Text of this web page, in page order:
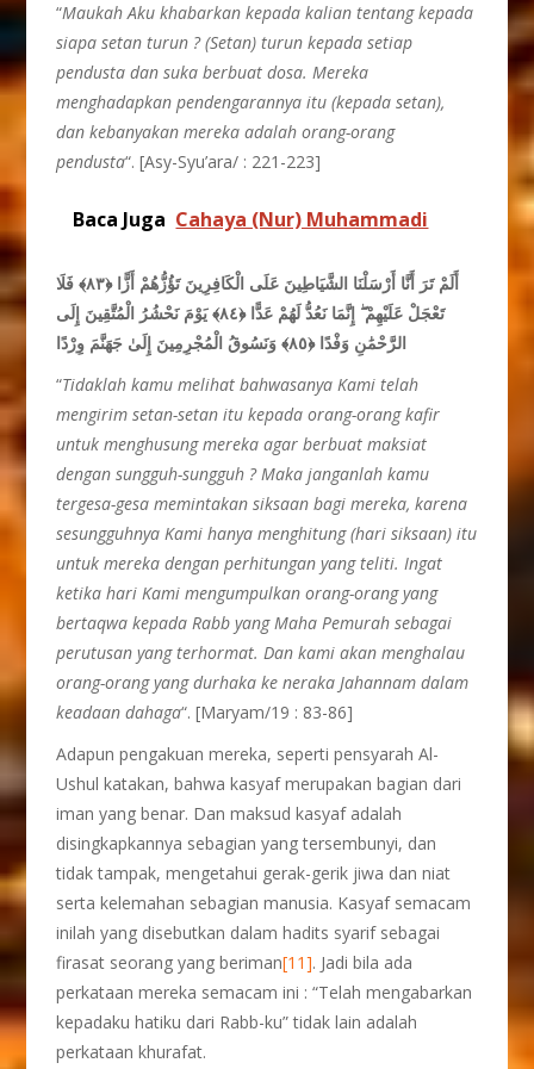
“Maukah Aku khabarkan kepada kalian tentang kepada
siapa setan turun ? (Setan) turun kepada setiap
pendusta dan suka berbuat dosa. Mereka
menghadapkan pendengarannya itu (kepada setan),
dan kebanyakan mereka adalah orang-orang
pendusta“. [Asy-Syu’ara/ : 221-223]
Baca Juga Cahaya (Nur) Muhammadi
أَلَمْ تَرَ أَنَّا أَرْسَلْنَا الشَّيَاطِينَ عَلَى الْكَافِرِينَ تَؤُزُّهُمْ أَزًّا ﴿٨٣﴾ فَلَا
تَعْجَلْ عَلَيْهِمْ ۖ إِنَّمَا نَعُدُّ لَهُمْ عَدًّا ﴿٨٤﴾ يَوْمَ نَحْشُرُ الْمُتَّقِينَ إِلَى
الرَّحْمَٰنِ وَفْدًا ﴿٨٥﴾ وَنَسُوقُ الْمُجْرِمِينَ إِلَىٰ جَهَنَّمَ وِرْدًا
“Tidaklah kamu melihat bahwasanya Kami telah
mengirim setan-setan itu kepada orang-orang kafir
untuk menghusung mereka agar berbuat maksiat
dengan sungguh-sungguh ? Maka janganlah kamu
tergesa-gesa memintakan siksaan bagi mereka, karena
sesungguhnya Kami hanya menghitung (hari siksaan) itu
untuk mereka dengan perhitungan yang teliti. Ingat
ketika hari Kami mengumpulkan orang-orang yang
bertaqwa kepada Rabb yang Maha Pemurah sebagai
perutusan yang terhormat. Dan kami akan menghalau
orang-orang yang durhaka ke neraka Jahannam dalam
keadaan dahaga“. [Maryam/19 : 83-86]
Adapun pengakuan mereka, seperti pensyarah Al-
Ushul katakan, bahwa kasyaf merupakan bagian dari
iman yang benar. Dan maksud kasyaf adalah
disingkapkannya sebagian yang tersembunyi, dan
tidak tampak, mengetahui gerak-gerik jiwa dan niat
serta kelemahan sebagian manusia. Kasyaf semacam
inilah yang disebutkan dalam hadits syarif sebagai
firasat seorang yang beriman[11]. Jadi bila ada
perkataan mereka semacam ini : “Telah mengabarkan
kepadaku hatiku dari Rabb-ku” tidak lain adalah
perkataan khurafat.